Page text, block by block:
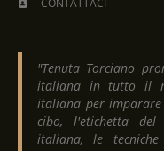
CONTATTACI
"Tenuta Torciano
italiana in tutto il
italiana per
cibo, l'etichetta
italiana, le